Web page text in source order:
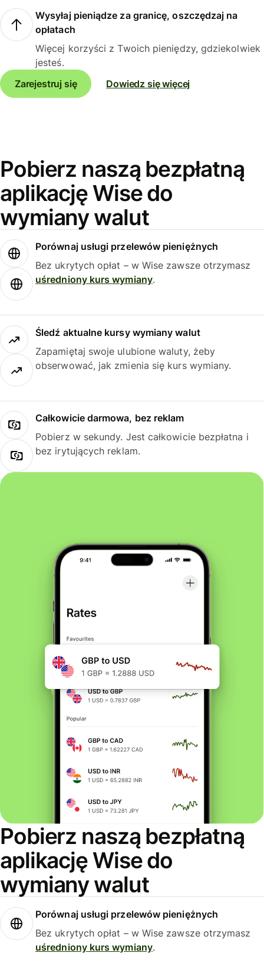
Wysyłaj pieniądze za granicę, oszczędzaj na
opłatach
Więcej korzyści z Twoich pieniędzy, gdziekolwiek
jesteś.
Zarejestruj się
Dowiedz się więcej
Pobierz naszą bezpłatną
aplikację Wise do
wymiany walut
Porównaj usługi przelewów pieniężnych
Bez ukrytych opłat – w Wise zawsze otrzymasz
uśredniony kurs wymiany.
Śledź aktualne kursy wymiany walut
Zapamiętaj swoje ulubione waluty, żeby
obserwować, jak zmienia się kurs wymiany.
Całkowicie darmowa, bez reklam
Pobierz w sekundy. Jest całkowicie bezpłatna i
bez irytujących reklam.
Pobierz naszą bezpłatną
aplikację Wise do
wymiany walut
Porównaj usługi przelewów pieniężnych
Bez ukrytych opłat – w Wise zawsze otrzymasz
uśredniony kurs wymiany.